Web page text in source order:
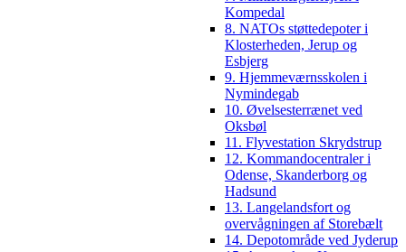
Kompedal
8. NATOs støttedepoter i
Klosterheden, Jerup og
Esbjerg
9. Hjemmeværnsskolen i
Nymindegab
10. Øvelsesterrænet ved
Oksbøl
11. Flyvestation Skrydstrup
12. Kommandocentraler i
Odense, Skanderborg og
Hadsund
13. Langelandsfort og
overvågningen af Storebælt
14. Depotområde ved Jyderup